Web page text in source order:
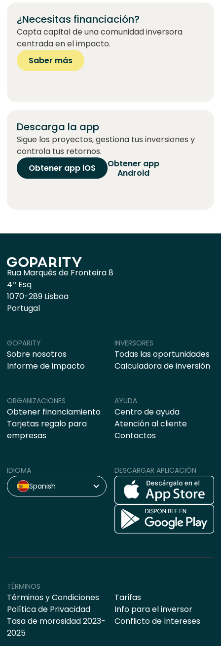
¿Necesitas financiación?
Capta capital de una comunidad inversora
centrada en el impacto.
Saber más
Descarga la app
Sigue los proyectos, gestiona tus inversiones y
controla tus retornos.
Obtener app iOS
Obtener app
Android
Rua Marquês de Fronteira 8
4º Esq
1070-289 Lisboa
Portugal
ORGANIZACIONES
Obtener financiamiento
Tarjetas regalo para
empresas
AYUDA
Centro de ayuda
Atención al cliente
Contactos
GOPARITY
Sobre nosotros
Informe de impacto
INVERSORES
Todas las oportunidades
Calculadora de inversión
IDIOMA
Spanish
DESCARGAR APLICACIÓN
TÉRMINOS
Términos y Condiciones
Política de Privacidad
Tasa de morosidad 2023-
2025
Tarifas
Info para el inversor
Conflicto de Intereses